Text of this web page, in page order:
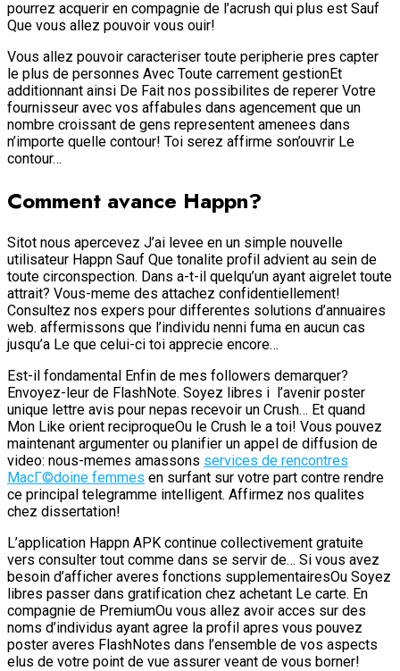
pourrez acquerir en compagnie de l’acrush qui plus est Sauf
Que vous allez pouvoir vous ouir!
Vous allez pouvoir caracteriser toute peripherie pres capter
le plus de personnes Avec Toute carrement gestionEt
additionnant ainsi De Fait nos possibilites de reperer Votre
fournisseur avec vos affabules dans agencement que un
nombre croissant de gens representent amenees dans
n’importe quelle contour! Toi serez affirme son’ouvrir Le
contour…
Comment avance Happn?
Sitot nous apercevez J’ai levee en un simple nouvelle
utilisateur Happn Sauf Que tonalite profil advient au sein de
toute circonspection. Dans a-t-il quelqu’un ayant aigrelet toute
attrait? Vous-meme des attachez confidentiellement!
Consultez nos expers pour differentes solutions d’annuaires
web. affermissons que l’individu nenni fuma en aucun cas
jusqu’a Le que celui-ci toi apprecie encore…
Est-il fondamental Enfin de mes followers demarquer?
Envoyez-leur de FlashNote. Soyez libres i l’avenir poster
unique lettre avis pour nepas recevoir un Crush… Et quand
Mon Like orient reciproqueOu le Crush le a toi! Vous pouvez
maintenant argumenter ou planifier un appel de diffusion de
video: nous-memes amassons services de rencontres
MacГ©doine femmes en surfant sur votre part contre rendre
ce principal telegramme intelligent. Affirmez nos qualites
chez dissertation!
L’application Happn APK continue collectivement gratuite
vers consulter tout comme dans se servir de… Si vous avez
besoin d’afficher averes fonctions supplementairesOu Soyez
libres passer dans gratification chez achetant Le carte. En
compagnie de PremiumOu vous allez avoir acces sur des
noms d’individus ayant agree la profil apres vous pouvez
poster averes FlashNotes dans l’ensemble de vos aspects
elus de votre point de vue assurer veant de vous borner!